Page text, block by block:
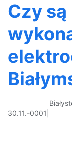
Czy
30.11.-0001